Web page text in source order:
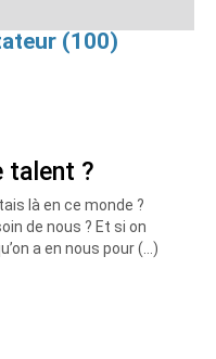
(100)
talent ?
là en ce monde ?
de nous ? Et si on
a en nous pour (…)